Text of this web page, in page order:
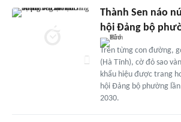
Thành Sen náo
hội Đảng bộ
Trên từng con đường,
(Hà Tĩnh), cờ đỏ sao
khẩu hiệu được trang
hội Đảng bộ phường
2030.